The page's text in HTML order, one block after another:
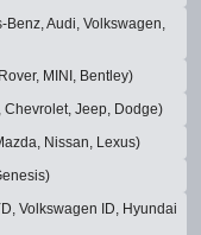
Benz, Audi, Volkswagen,
MINI, Bentley)
Chevrolet, Jeep, Dodge)
Nissan, Lexus)
Volkswagen ID, Hyundai